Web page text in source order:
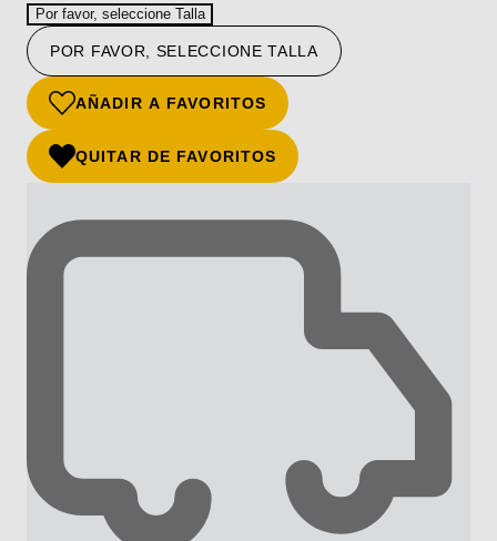
Por favor, seleccione Talla
POR FAVOR, SELECCIONE TALLA
AÑADIR A FAVORITOS
QUITAR DE FAVORITOS